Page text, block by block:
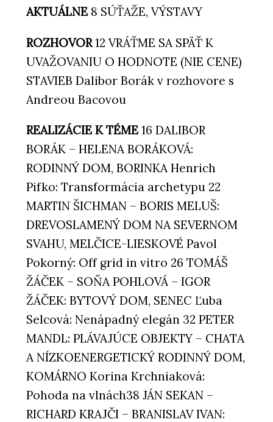
AKTUÁLNE 8 SÚŤAŽE, VÝSTAVY
ROZHOVOR12 VRÁŤME SA SPÄŤ K
UVAŽOVANIU O HODNOTE (NIE CENE)
STAVIEB Dalibor Borák v rozhovore s
Andreou Bacovou
REALIZÁCIE K TÉME 16 DALIBOR
BORÁK – HELENA BORÁKOVÁ:
RODINNÝ DOM, BORINKA Henrich
Pifko: Transformácia archetypu 22
MARTIN ŠICHMAN – BORIS MELUŠ:
DREVOSLAMENÝ DOM NA SEVERNOM
SVAHU, MELČICE-LIESKOVÉ Pavol
Pokorný: Off grid in vitro 26 TOMÁŠ
ŽÁČEK – SOŇA POHLOVÁ – IGOR
ŽÁČEK: BYTOVÝ DOM, SENEC Ľuba
Selcová: Nenápadný elegán 32 PETER
MANDL: PLÁVAJÚCE OBJEKTY – CHATA
A NÍZKOENERGETICKÝ RODINNÝ DOM,
KOMÁRNO Korina Krchniaková:
Pohoda na vlnách38 JÁN SEKAN –
RICHARD KRAJČI – BRANISLAV IVAN: